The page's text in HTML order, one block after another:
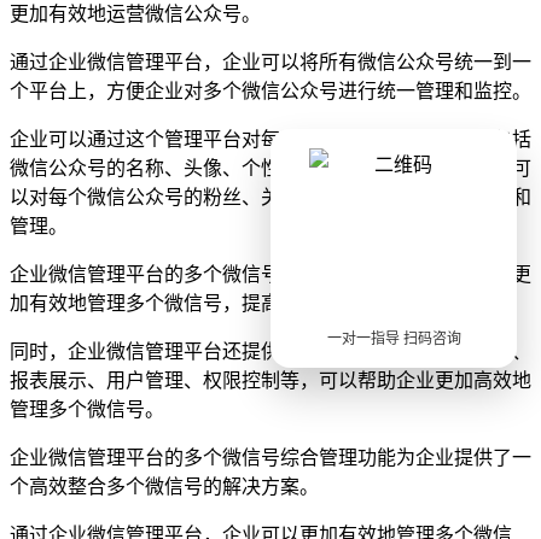
一对一指导 扫码咨询
更加有效地运营微信公众号。
通过企业微信管理平台，企业可以将所有微信公众号统一到一
个平台上，方便企业对多个微信公众号进行统一管理和监控。
企业可以通过这个管理平台对每个微信公众号进行设置，包括
微信公众号的名称、头像、个性签名、公众号、菜单等，还可
以对每个微信公众号的粉丝、关注者、聊天记录等进行监控和
管理。
企业微信管理平台的多个微信号综合管理功能可以帮助企业更
加有效地管理多个微信号，提高运营效率。
同时，企业微信管理平台还提供了丰富的功能，如数据分析、
报表展示、用户管理、权限控制等，可以帮助企业更加高效地
管理多个微信号。
企业微信管理平台的多个微信号综合管理功能为企业提供了一
个高效整合多个微信号的解决方案。
通过企业微信管理平台，企业可以更加有效地管理多个微信